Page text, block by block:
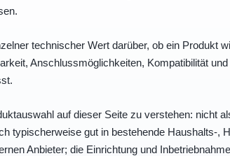
technischer Wert darüber, ob ein Produkt
Anschlussmöglichkeiten, Kompatibilität
auf dieser Seite zu verstehen: nicht
typischerweise gut in bestehende Haushalts-,
Anbieter; die Einrichtung und